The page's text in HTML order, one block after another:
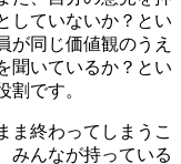
していないか？とい
が同じ価値観のうえ
聞いているか？とい
割です。
ま終わってしまうこ
みんなが持っている